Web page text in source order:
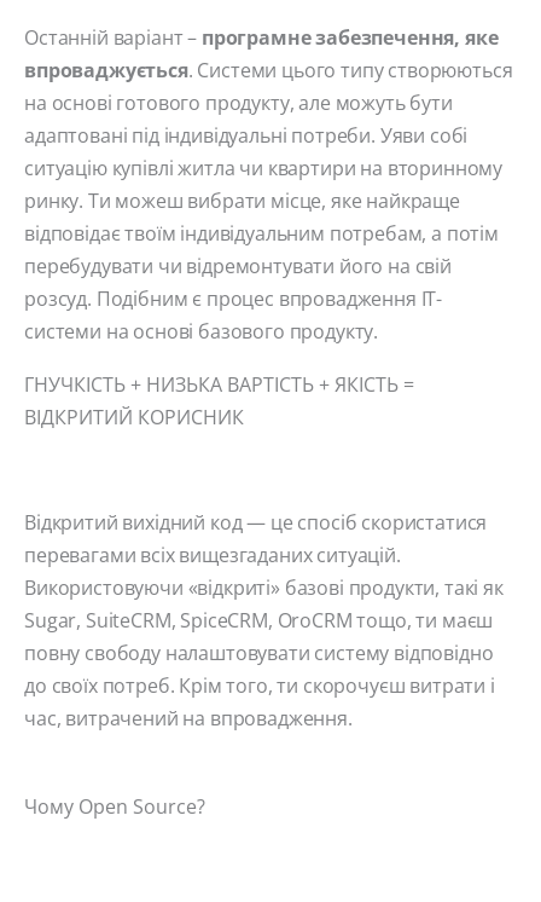
Останній варіант – програмне забезпечення, яке
впроваджується. Системи цього типу створюються
на основі готового продукту, але можуть бути
адаптовані під індивідуальні потреби. Уяви собі
ситуацію купівлі житла чи квартири на вторинному
ринку. Ти можеш вибрати місце, яке найкраще
відповідає твоїм індивідуальним потребам, а потім
перебудувати чи відремонтувати його на свій
розсуд. Подібним є процес впровадження ІТ-
системи на основі базового продукту.
ГНУЧКІСТЬ + НИЗЬКА ВАРТІСТЬ + ЯКІСТЬ =
ВІДКРИТИЙ КОРИСНИК
Відкритий вихідний код — це спосіб скористатися
перевагами всіх вищезгаданих ситуацій.
Використовуючи «відкриті» базові продукти, такі як
Sugar, SuiteCRM, SpiceCRM, OroCRM тощо, ти маєш
повну свободу налаштовувати систему відповідно
до своїх потреб. Крім того, ти скорочуєш витрати і
час, витрачений на впровадження.
Чому Open Source?